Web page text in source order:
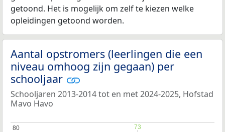
getoond. Het is mogelijk om zelf te kiezen welke
opleidingen getoond worden.
Aantal opstromers (leerlingen die een
niveau omhoog zijn gegaan) per
schooljaar
Schooljaren 2013-2014 tot en met 2024-2025, Hofstad
Mavo Havo
80
80 73
73